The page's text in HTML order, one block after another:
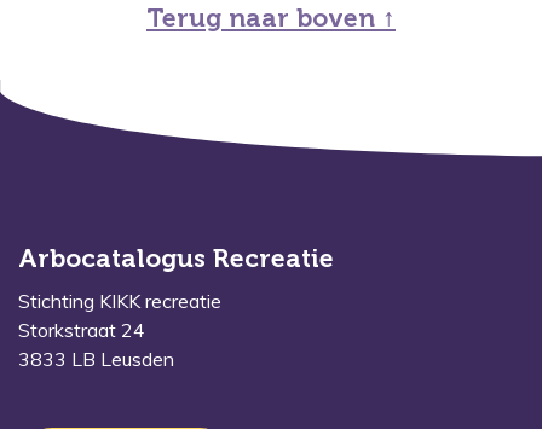
Terug naar boven ↑
Arbocatalogus Recreatie
Stichting KIKK recreatie
Storkstraat 24
3833 LB Leusden